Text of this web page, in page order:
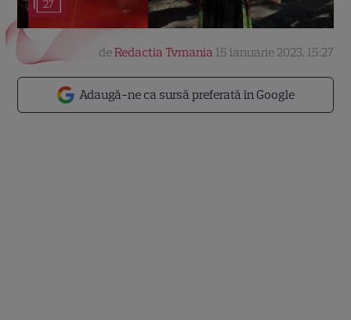
27
Adaugă-ne ca sursă preferată în Google
deRedactia Tvmania 15 ianuarie 2023, 15:27